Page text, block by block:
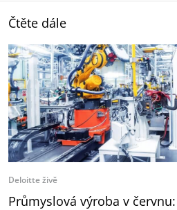
Čtěte dále
Deloitte živě
Průmyslová výroba v